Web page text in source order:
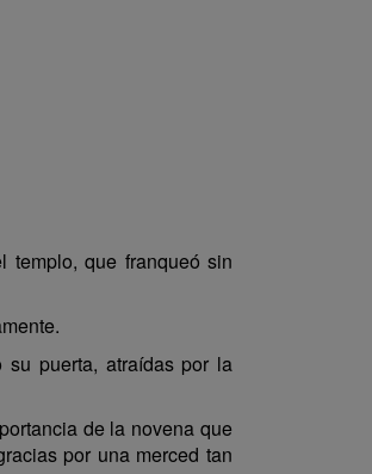
que franqueó sin
su puerta, atraídas por la
de la novena que
por una merced tan